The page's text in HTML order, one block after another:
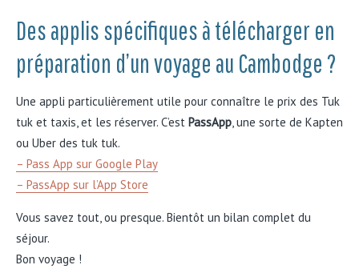
Des applis spécifiques à télécharger en
préparation d’un voyage au Cambodge ?
Une appli particulièrement utile pour connaître le prix des Tuk
tuk et taxis, et les réserver. C’est PassApp, une sorte de Kapten
ou Uber des tuk tuk.
– Pass App sur Google Play
– PassApp sur l’App Store
Vous savez tout, ou presque. Bientôt un bilan complet du
séjour.
Bon voyage !